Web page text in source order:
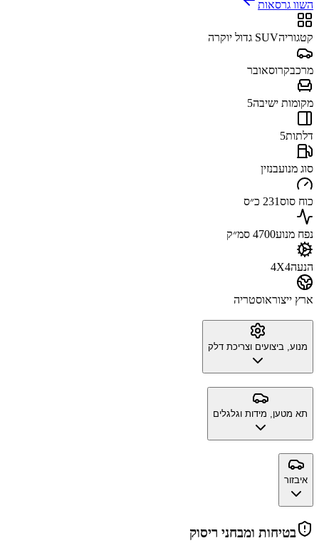
השוו גרסאות
קטגוריהSUV גדול יוקרה
מרכבקרוסאובר
מקומות ישיבה5
דלתות5
סוג מנועבנזין
כוח סוס231 כ״ס
נפח מנוע4700 סמ״ק
הנעה4X4
ארץ ייצוראוסטריה
מנוע, ביצועים וצריכת דלק
תא מטען, מידות וגלגלים
איבזור
בטיחות ומבחני ריסוק